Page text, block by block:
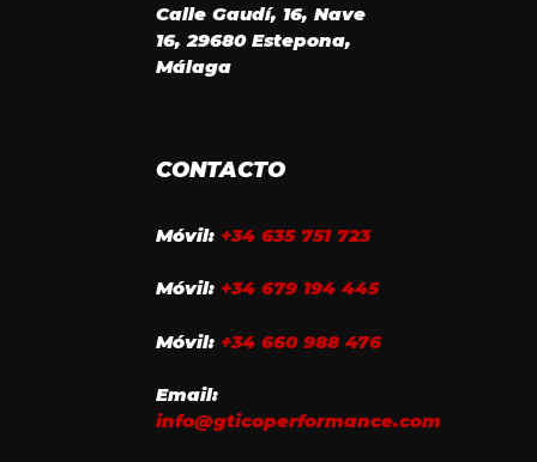
Calle Gaudí, 16, Nave
16, 29680 Estepona,
Málaga
CONTACTO
Móvil: +34 635 751 723
Móvil: +34 679 194 445
Móvil: +34 660 988 476
Email:
info@gticoperformance.com